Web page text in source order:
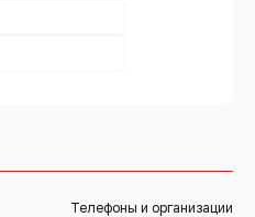
Телефоны и организации